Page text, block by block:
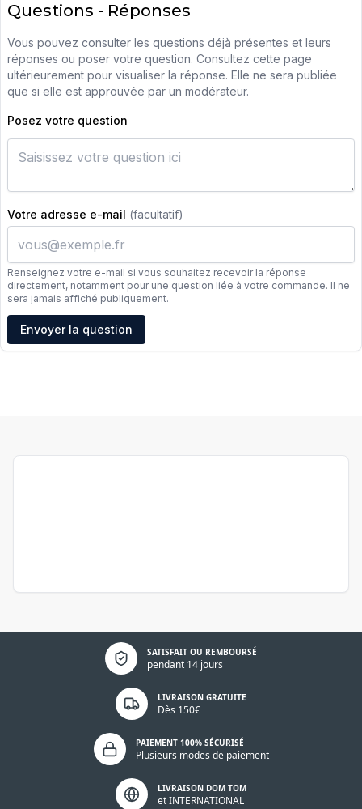
Questions - Réponses
Vous pouvez consulter les questions déjà présentes et leurs
réponses ou poser votre question. Consultez cette page
ultérieurement pour visualiser la réponse. Elle ne sera publiée
que si elle est approuvée par un modérateur.
Posez votre question
Votre adresse e-mail (facultatif)
Renseignez votre e-mail si vous souhaitez recevoir la réponse
directement, notamment pour une question liée à votre commande. Il ne
sera jamais affiché publiquement.
Adresse e-mail
Envoyer la question
SATISFAIT OU REMBOURSÉ
pendant 14 jours
Politique de confidentialité
LIVRAISON GRATUITE
Dès 150€
PAIEMENT 100% SÉCURISÉ
Plusieurs modes de paiement
LIVRAISON DOM TOM
et INTERNATIONAL